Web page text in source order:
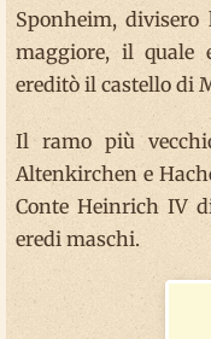
Sponheim,
maggiore, il quale
ereditò il castello di
Il ramo più
Altenkirchen e
Conte Heinrich IV
eredi maschi.